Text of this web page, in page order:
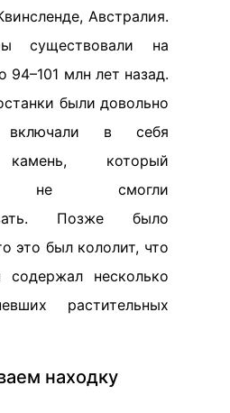
Австралия.
существовали на
94–101 млн лет назад.
были довольно
в себя
камень, который
не смогли
Позже было
это был кололит, что
содержал несколько
растительных
находку